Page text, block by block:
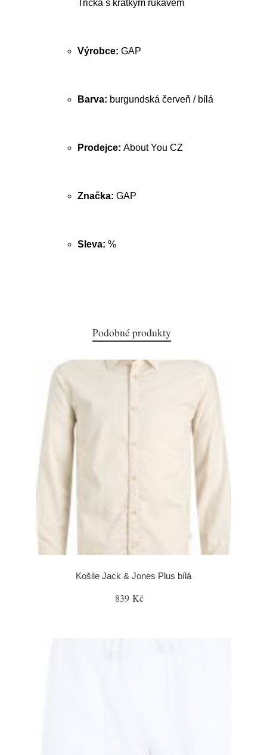
Trička s krátkým rukávem
Výrobce: GAP
Barva: burgundská červeň / bílá
Prodejce: About You CZ
Značka: GAP
Sleva: %
Podobné produkty
Košile Jack & Jones Plus bílá
839 Kč